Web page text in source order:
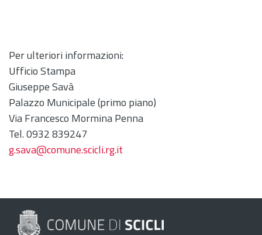
Per ulteriori informazioni:
Ufficio Stampa
Giuseppe Savà
Palazzo Municipale (primo piano)
Via Francesco Mormina Penna
Tel. 0932 839247
g.sava@comune.scicli.rg.it